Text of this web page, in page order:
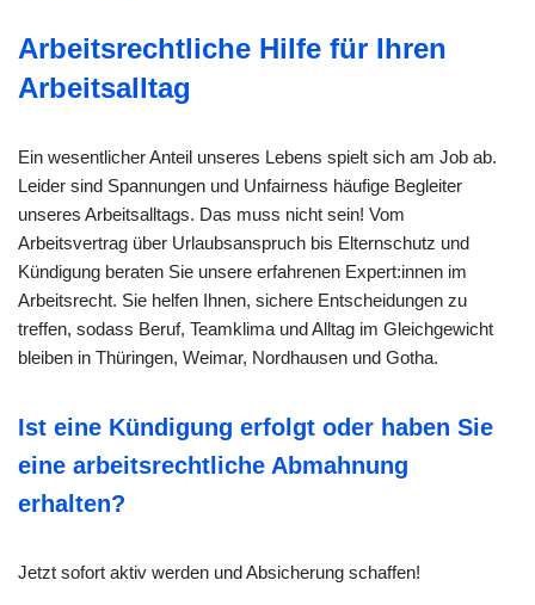
Arbeitsrechtliche Hilfe für Ihren
Arbeitsalltag
Ein wesentlicher Anteil unseres Lebens spielt sich am Job ab.
Leider sind Spannungen und Unfairness häufige Begleiter
unseres Arbeitsalltags. Das muss nicht sein! Vom
Arbeitsvertrag über Urlaubsanspruch bis Elternschutz und
Kündigung beraten Sie unsere erfahrenen Expert:innen im
Arbeitsrecht. Sie helfen Ihnen, sichere Entscheidungen zu
treffen, sodass Beruf, Teamklima und Alltag im Gleichgewicht
bleiben in Thüringen, Weimar, Nordhausen und Gotha.
Ist eine Kündigung erfolgt oder haben Sie
eine arbeitsrechtliche Abmahnung
erhalten?
Jetzt sofort aktiv werden und Absicherung schaffen!